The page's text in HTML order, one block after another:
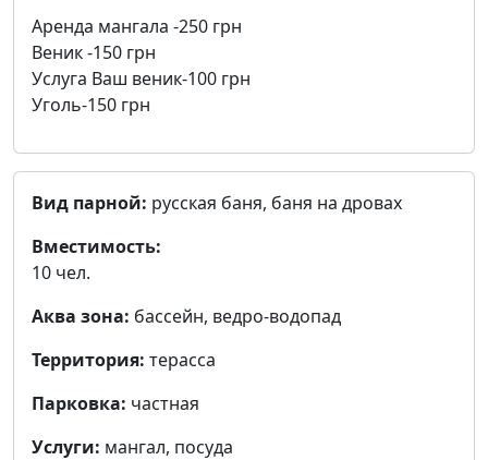
Аренда мангала -250 грн
Веник -150 грн
Услуга Ваш веник-100 грн
Уголь-150 грн
Вид парной: русская баня, баня на дровах
Вместимость:
10 чел.
Аква зона: бассейн, ведро-водопад
Территория: терасса
Парковка: частная
Услуги: мангал, посуда